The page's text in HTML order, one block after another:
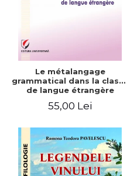
Le métalangage
grammatical dans la classe
de langue étrangère
55,00 Lei